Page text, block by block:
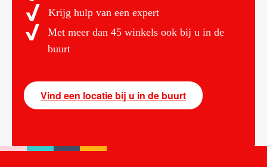
Krijg hulp van een expert
Met meer dan 45 winkels ook bij u in de
buurt
Vind een locatie bij u in de buurt